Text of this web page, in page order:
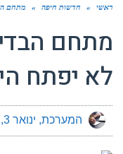
ראשי » חדשות חיפה » מתחם
מתחם
לא יפתח
המערכת ינואר 3, 2022